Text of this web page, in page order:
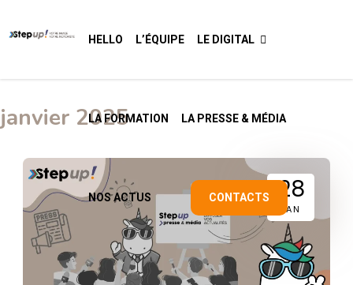
HELLO L’ÉQUIPE LE DIGITAL
LA FORMATION LA PRESSE & MÉDIA
NOS ACTUS CONTACTS
janvier 2025
28
JAN